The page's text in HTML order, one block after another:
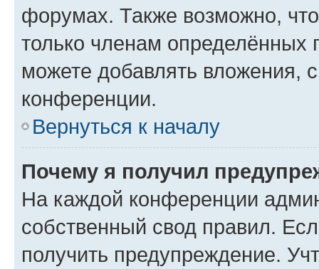
форумах. Также возможно,
только членам определённых
можете добавлять вложения,
конференции.
Вернуться к началу
Почему я получил
На каждой конференции
собственный свод правил.
получить предупреждение.